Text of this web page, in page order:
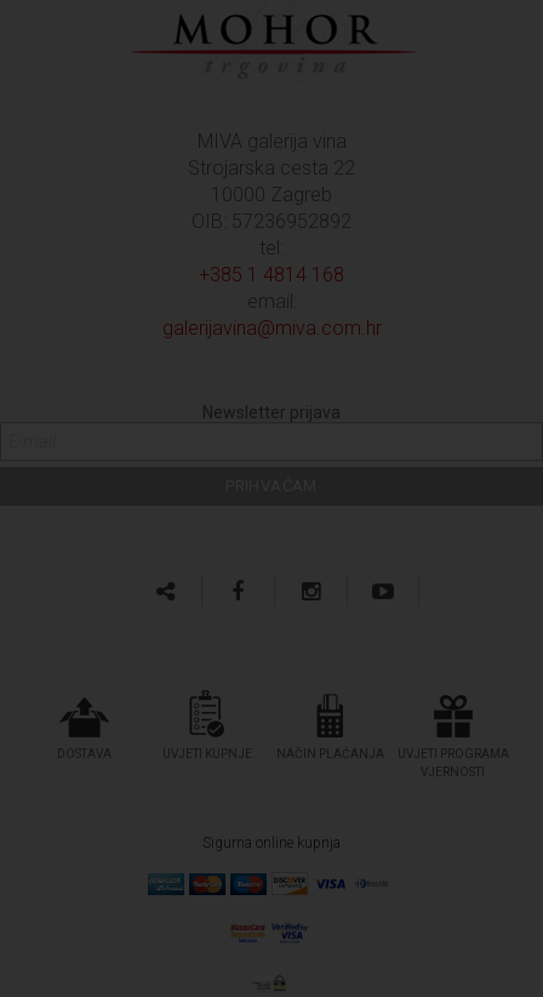
MIVA galerija vina
Strojarska cesta 22
10000 Zagreb
OIB: 57236952892
tel:
+385 1 4814 168
email:
galerijavina@miva.com.hr
Newsletter prijava
DOSTAVA UVJETI KUPNJE NAČIN PLAĆANJA
UVJETI PROGRAMA
VJERNOSTI
Sigurna online kupnja